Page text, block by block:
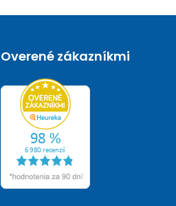
Overené zákazníkmi